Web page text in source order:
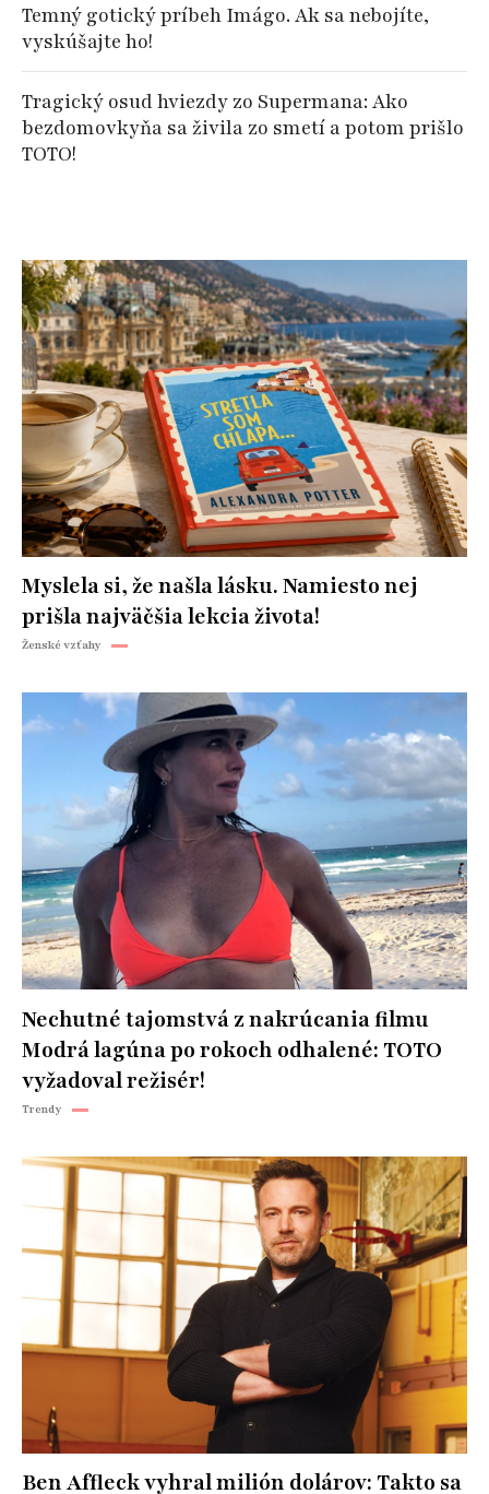
Temný gotický príbeh Imágo. Ak sa nebojíte,
vyskúšajte ho!
Tragický osud hviezdy zo Supermana: Ako
bezdomovkyňa sa živila zo smetí a potom prišlo
TOTO!
Myslela si, že našla lásku. Namiesto nej
prišla najväčšia lekcia života!
Ženské vzťahy
Nechutné tajomstvá z nakrúcania filmu
Modrá lagúna po rokoch odhalené: TOTO
vyžadoval režisér!
Trendy
Ben Affleck vyhral milión dolárov: Takto sa